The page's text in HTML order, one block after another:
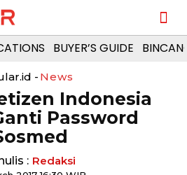
BUYER’S GUIDE
- News
Indonesia
Password
: Redaksi